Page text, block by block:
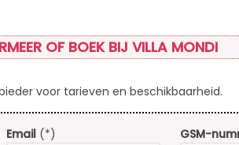
OF BOEK BIJ VILLA MONDI
voor tarieven en beschikbaarheid.
Email (*) GSM-